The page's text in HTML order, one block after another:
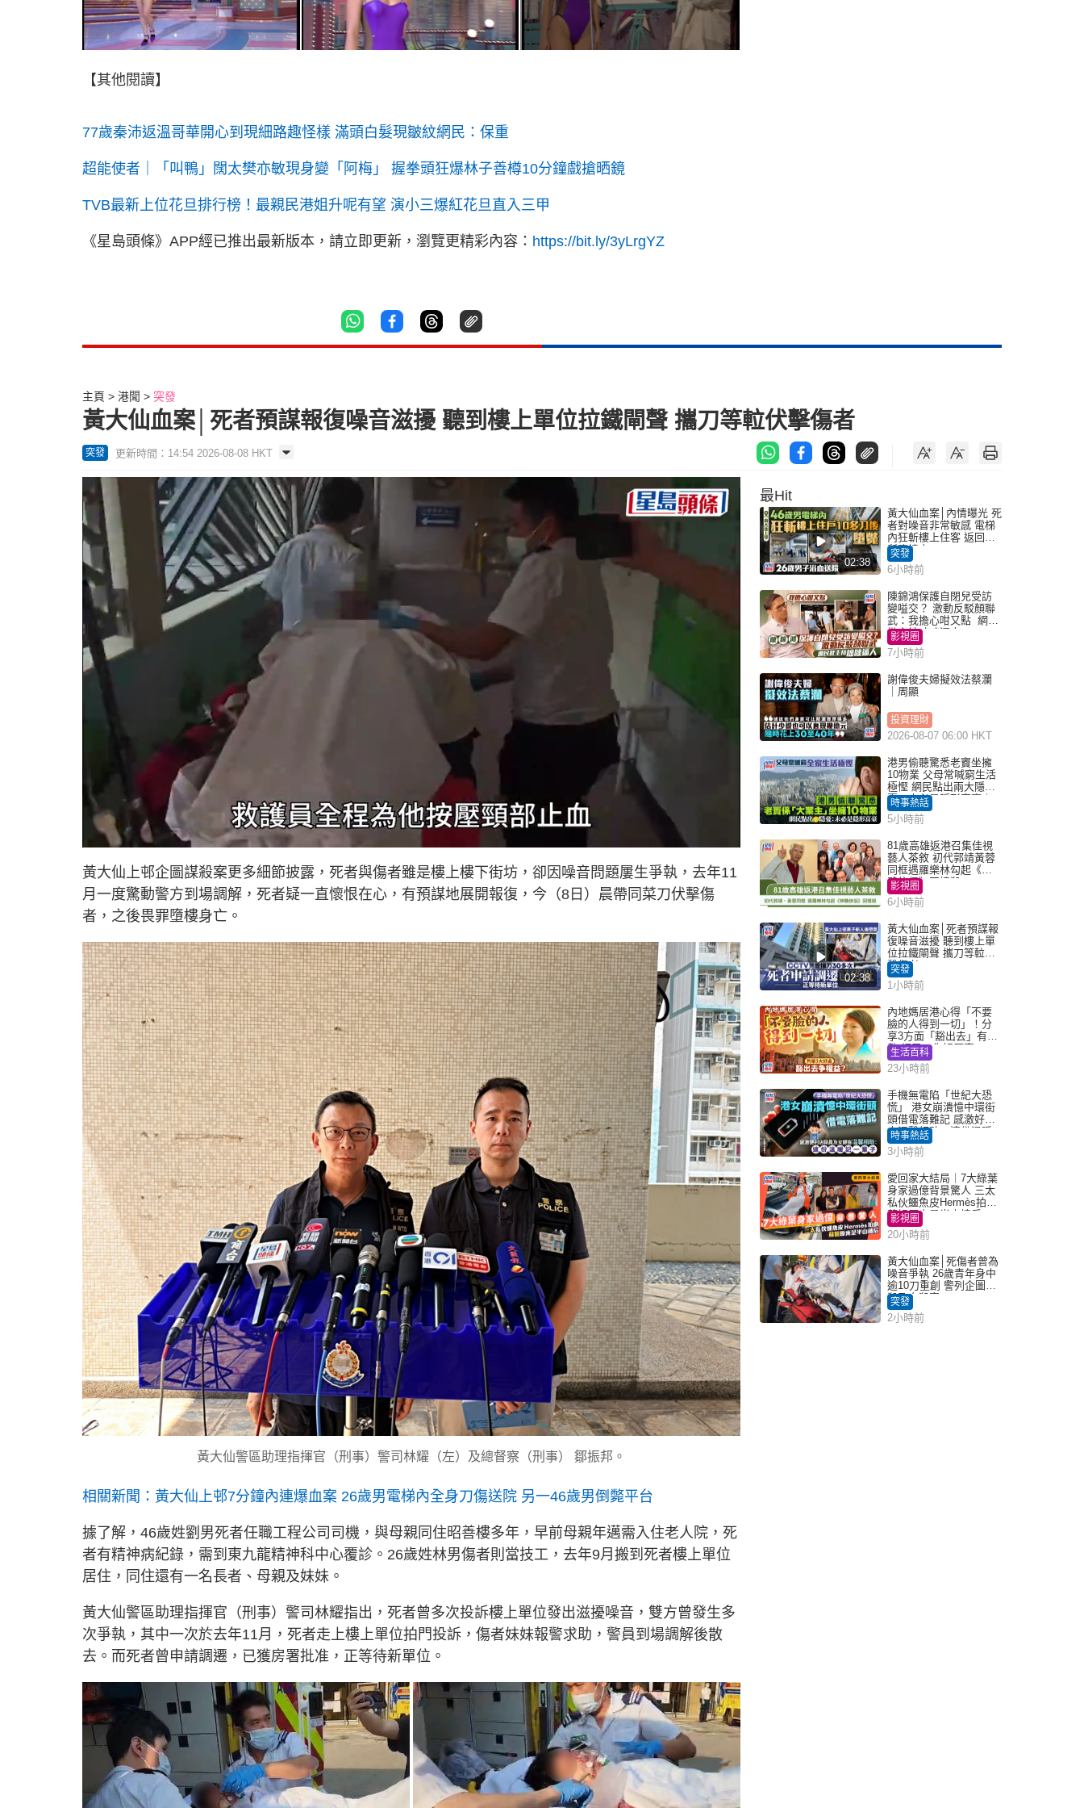
【其他閱讀】
77歲秦沛返溫哥華開心到現細路趣怪樣 滿頭白髮現皺紋網民：保重
超能使者｜「叫鴨」闊太樊亦敏現身變「阿梅」 握拳頭狂爆林子善樽10分鐘戲搶晒鏡
TVB最新上位花旦排行榜！最親民港姐升呢有望 演小三爆紅花旦直入三甲
《星島頭條》APP經已推出最新版本，請立即更新，瀏覽更精彩內容： https://bit.ly/3yLrgYZ
主頁 港聞 突發
黃大仙血案│死者預謀報復噪音滋擾 聽到樓上單位拉鐵閘聲 攜刀等𨋢伏擊傷者
突發 更新時間：14:54 2026-08-08 HKT
n
u
e
L
o
e
d
:
3
3
6
黃大仙上邨企圖謀殺案更多細節披露，死者與傷者雖是樓上樓下街坊，卻因噪音問題屢生爭執，去年11
月一度驚動警方到場調解，死者疑一直懷恨在心，有預謀地展開報復，今（8日）晨帶同菜刀伏擊傷
者，之後畏罪墮樓身亡。
黃大仙警區助理指揮官（刑事）警司林耀（左）及總督察（刑事） 鄒振邦。
相關新聞：黃大仙上邨7分鐘內連爆血案 26歲男電梯內全身刀傷送院 另一46歲男倒斃平台
據了解，46歲姓劉男死者任職工程公司司機，與母親同住昭善樓多年，早前母親年邁需入住老人院，死
者有精神病紀錄，需到東九龍精神科中心覆診。26歲姓林男傷者則當技工，去年9月搬到死者樓上單位
居住，同住還有一名長者、母親及妹妹。
黃大仙警區助理指揮官（刑事）警司林耀指出，死者曾多次投訴樓上單位發出滋擾噪音，雙方曾發生多
次爭執，其中一次於去年11月，死者走上樓上單位拍門投訴，傷者妹妹報警求助，警員到場調解後散
去。而死者曾申請調遷，已獲房署批准，正等待新單位。
最Hit
02:38
黃大仙血案│內情曝光 死
者對噪音非常敏感 電梯
內狂斬樓上住客 返回住
所墮樓亡
突發
6小時前
陳錦鴻保護自閉兒受訪
變嗌交？ 激動反駁顏聯
武：我擔心咁又點 網民
批主持咄咄逼人
影視圈
7小時前
謝偉俊夫婦擬效法蔡瀾
｜周顯
投資理財
2026-08-07 06:00 HKT
港男偷聽驚悉老竇坐擁
10物業 父母常喊窮生活
極慳 網民點出兩大隱
憂：未必是隱形富豪｜
Juicy叮
時事熱話
5小時前
81歲高雄返港召集佳視
藝人茶敘 初代郭靖黃蓉
同框遇羅樂林勾起《神
鵰俠侶》回憶殺
影視圈
6小時前
02:38
黃大仙血案│死者預謀報
復噪音滋擾 聽到樓上單
位拉鐵閘聲 攜刀等𨋢伏
擊傷者
突發
1小時前
內地媽居港心得「不要
臉的人得到一切」！分
享3方面「豁出去」有著
數 網民：你好厲害
生活百科
23小時前
手機無電陷「世紀大恐
慌」 港女崩潰憶中環街
頭借電落難記 感激好心
人溫馨相助：這份溫暖
記一輩子｜Juicy叮
時事熱話
3小時前
愛回家大結局｜7大綠葉
身家過億背景驚人 三太
私伙鱷魚皮Hermès拍劇
蘇姐原來是半山樓后
影視圈
20小時前
黃大仙血案│死傷者曾為
噪音爭執 26歲青年身中
逾10刀重創 警列企圖謀
殺及自殺案
突發
2小時前